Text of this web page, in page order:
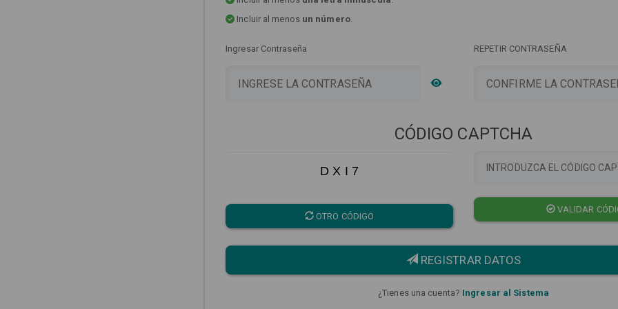
Incluir al menos un número.
Ingresar Contraseña REPETIR CONTRASEÑA
CÓDIGO CAPTCHA
D X I 7
OTRO CÓDIGO
VALIDAR
REGISTRAR DATOS
¿Tienes una cuenta? Ingresar al Sistema